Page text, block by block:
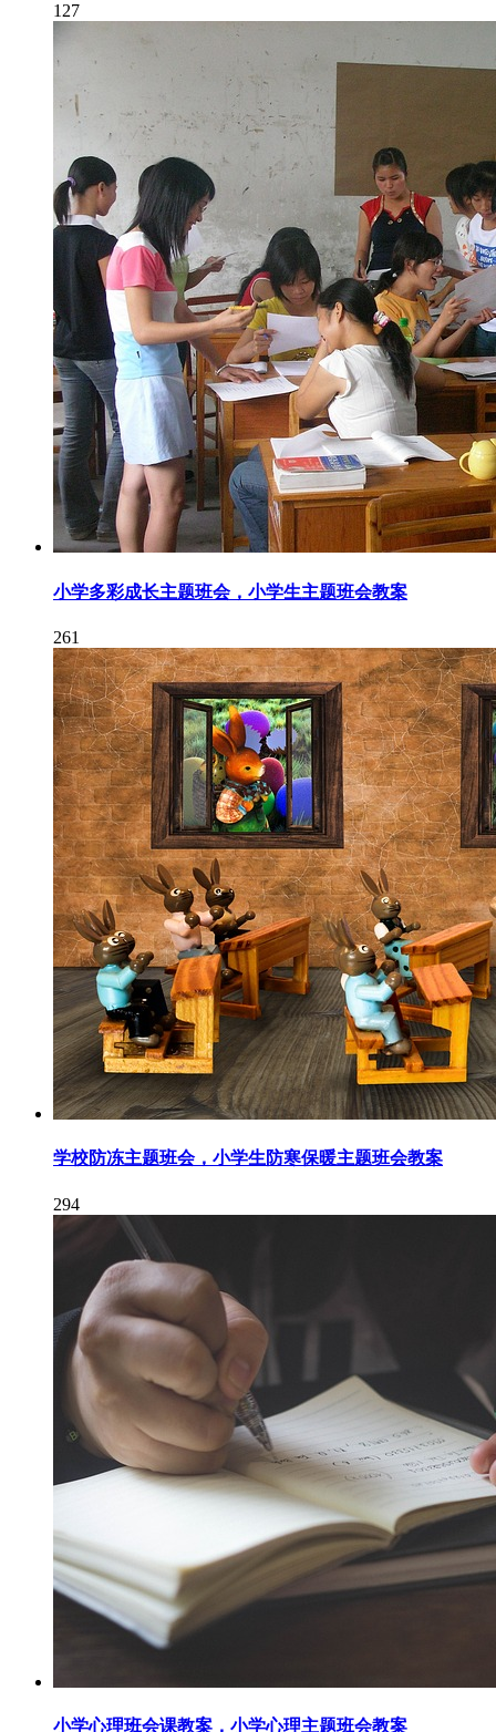
127
小学多彩成长主题班会，小学生主题班会教案
261
学校防冻主题班会，小学生防寒保暖主题班会教案
294
小学心理班会课教案，小学心理主题班会教案